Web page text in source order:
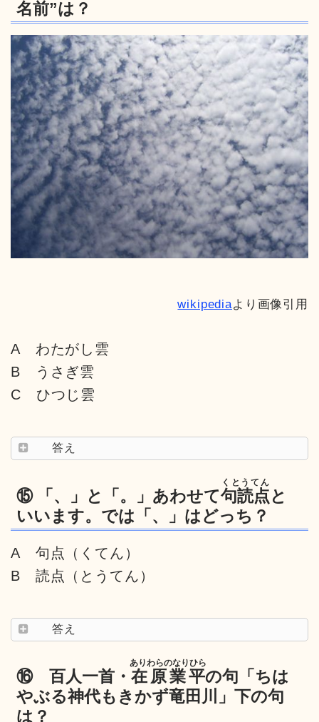
名前”は？
wikipediaより画像引用
A わたがし雲
B うさぎ雲
C ひつじ雲
答え
⑮ 「、」と「。」あわせて句読点
くとうてん
と
いいます。では「、」はどっち？
A 句点（くてん）
B 読点（とうてん）
答え
⑯ 百人一首・ 在原業平
ありわらのなりひら
の句「ちは
やぶる神代もきかず竜田川」下の句
は？